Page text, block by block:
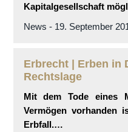
Kapitalgesellschaft
News - 19. September
Erbrecht | Erben in
Rechtslage
Mit dem Tode eines
Vermögen vorhanden
Erbfall.…